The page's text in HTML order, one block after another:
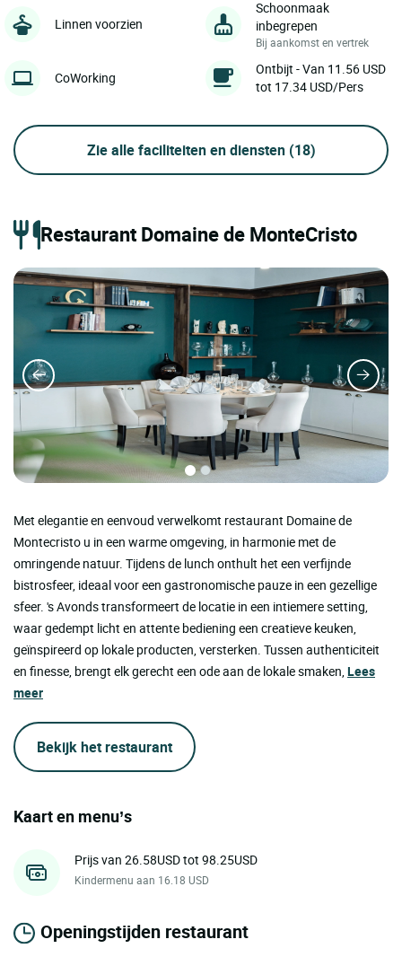
Linnen voorzien
Schoonmaak
inbegrepen
Bij aankomst en vertrek
CoWorking
Ontbijt - Van 11.56 USD
tot 17.34 USD/Pers
Zie alle faciliteiten en diensten (18)
Restaurant Domaine de MonteCristo
Met elegantie en eenvoud verwelkomt restaurant Domaine de
Montecristo u in een warme omgeving, in harmonie met de
omringende natuur. Tijdens de lunch onthult het een verfijnde
bistrosfeer, ideaal voor een gastronomische pauze in een gezellige
sfeer. 's Avonds transformeert de locatie in een intiemere setting,
waar gedempt licht en attente bediening een creatieve keuken,
geïnspireerd op lokale producten, versterken. Tussen authenticiteit
en finesse, brengt elk gerecht een ode aan de lokale smaken,Lees
meer
Bekijk het restaurant
Kaart en menu’s
Prijs van 26.58USD tot 98.25USD
Kindermenu aan 16.18 USD
Openingstijden restaurant